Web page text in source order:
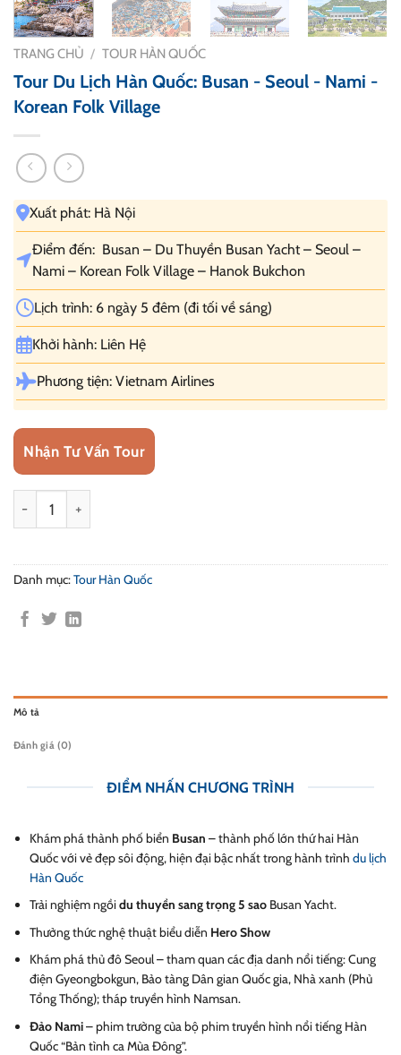
TRANG CHỦ / TOUR HÀN QUỐC
Tour Du Lịch Hàn Quốc: Busan - Seoul - Nami -
Korean Folk Village
Xuất phát: Hà Nội
Điểm đến: Busan – Du Thuyền Busan Yacht – Seoul –
Nami – Korean Folk Village – Hanok Bukchon
Lịch trình: 6 ngày 5 đêm (đi tối về sáng)
Khởi hành: Liên Hệ
Phương tiện: Vietnam Airlines
Nhận Tư Vấn Tour
Tour Du Lịch Hàn Quốc: Busan - Seoul - Nami - Korean Folk
Danh mục:Tour Hàn Quốc
Mô tả
Đánh giá (0)
ĐIỂM NHẤN CHƯƠNG TRÌNH
Khám phá thành phố biển Busan – thành phố lớn thứ hai Hàn
Quốc với vẻ đẹp sôi động, hiện đại bậc nhất trong hành trìnhdu lịch
Hàn Quốc
Trải nghiệm ngồidu thuyền sang trọng 5 sao Busan Yacht.
Thưởng thức nghệ thuật biểu diễn Hero Show
Khám phá thủ đô Seoul – tham quan các địa danh nổi tiếng: Cung
điện Gyeongbokgun, Bảo tàng Dân gian Quốc gia, Nhà xanh (Phủ
Tổng Thống); tháp truyền hình Namsan.
Đảo Nami– phim trường của bộ phim truyền hình nổi tiếng Hàn
Quốc “Bản tình ca Mùa Đông”.